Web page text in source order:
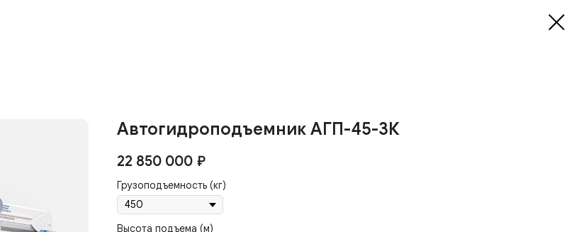
Автогидроподъемник АГП-45-3К
22 850 000 ₽
Грузоподъемность (кг)
Высота подъема (м)